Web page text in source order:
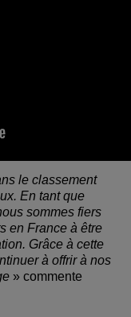
le classement
En tant que
sommes fiers
en France à être
Grâce à cette
à offrir à nos
» commente